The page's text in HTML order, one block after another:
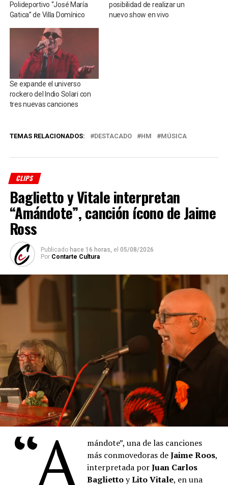
Polideportivo “José María
Gatica” de Villa Domínico
posibilidad de realizar un
nuevo show en vivo
Se expande el universo
rockero del Indio Solari con
tres nuevas canciones
TEMAS RELACIONADOS: DESTACADO HM MÚSICA
CLIPS
Baglietto y Vitale interpretan
“Amándote”, canción ícono de Jaime
Ross
Publicado hace 16 horas, el 05/08/2026
Por Contarte Cultura
“A
mándote”, una de las canciones
más conmovedoras deJaime Roos,
interpretada porJuan Carlos
BagliettoyLito Vitale, en una